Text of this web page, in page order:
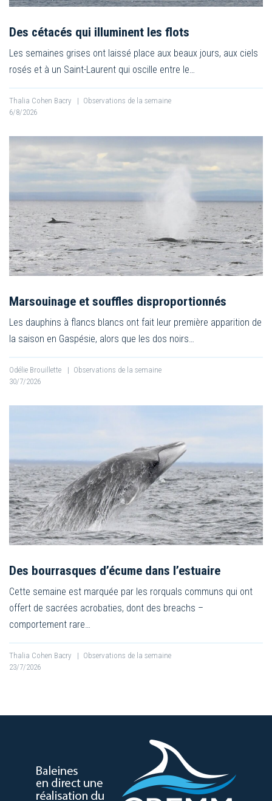
Des cétacés qui illuminent les flots
Les semaines grises ont laissé place aux beaux jours, aux ciels
rosés et à un Saint-Laurent qui oscille entre le…
Thalia Cohen Bacry | Observations de la semaine
6/8/2026
Marsouinage et souffles disproportionnés
Les dauphins à flancs blancs ont fait leur première apparition de
la saison en Gaspésie, alors que les dos noirs…
Odélie Brouillette | Observations de la semaine
30/7/2026
Des bourrasques d’écume dans l’estuaire
Cette semaine est marquée par les rorquals communs qui ont
offert de sacrées acrobaties, dont des breachs –
comportement rare…
Thalia Cohen Bacry | Observations de la semaine
23/7/2026